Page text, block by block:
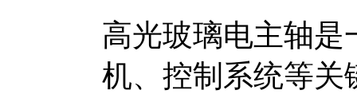
高光玻璃电主轴是
机、控制系统等关